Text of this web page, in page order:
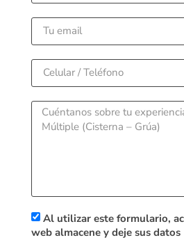
Al utilizar este formulario,
web almacene y deje sus datos